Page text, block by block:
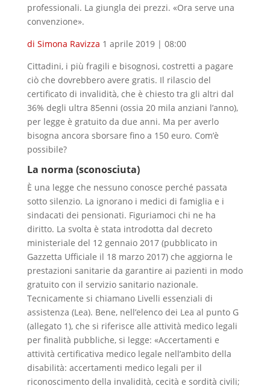
professionali. La giungla dei prezzi. «Ora serve una
convenzione».
di Simona Ravizza 1 aprile 2019 | 08:00
Cittadini, i più fragili e bisognosi, costretti a pagare
ciò che dovrebbero avere gratis. Il rilascio del
certificato di invalidità, che è chiesto tra gli altri dal
36% degli ultra 85enni (ossia 20 mila anziani l’anno),
per legge è gratuito da due anni. Ma per averlo
bisogna ancora sborsare fino a 150 euro. Com’è
possibile?
La norma (sconosciuta)
È una legge che nessuno conosce perché passata
sotto silenzio. La ignorano i medici di famiglia e i
sindacati dei pensionati. Figuriamoci chi ne ha
diritto. La svolta è stata introdotta dal decreto
ministeriale del 12 gennaio 2017 (pubblicato in
Gazzetta Ufficiale il 18 marzo 2017) che aggiorna le
prestazioni sanitarie da garantire ai pazienti in modo
gratuito con il servizio sanitario nazionale.
Tecnicamente si chiamano Livelli essenziali di
assistenza (Lea). Bene, nell’elenco dei Lea al punto G
(allegato 1), che si riferisce alle attività medico legali
per finalità pubbliche, si legge: «Accertamenti e
attività certificativa medico legale nell’ambito della
disabilità: accertamenti medico legali per il
riconoscimento della invalidità, cecità e sordità civili;